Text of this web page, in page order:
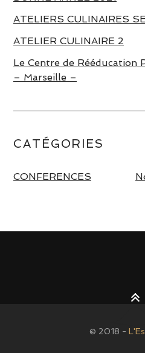
ATELIERS CULINAIRES
ATELIER CULINAIRE 2
Le Centre de Rééducation
– Marseille –
CATÉGORIES
CONFERENCES
© 2018 -